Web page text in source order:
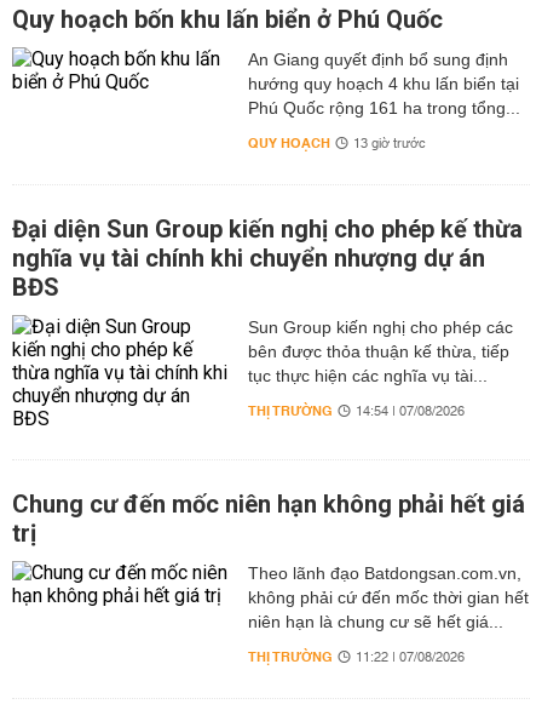
Quy hoạch bốn khu lấn biển ở Phú Quốc
An Giang quyết định bổ sung định
hướng quy hoạch 4 khu lấn biển tại
Phú Quốc rộng 161 ha trong tổng...
QUY HOẠCH 13 giờ trước
Đại diện Sun Group kiến nghị cho phép kế thừa
nghĩa vụ tài chính khi chuyển nhượng dự án
BĐS
Sun Group kiến nghị cho phép các
bên được thỏa thuận kế thừa, tiếp
tục thực hiện các nghĩa vụ tài...
THỊ TRƯỜNG 14:54 | 07/08/2026
Chung cư đến mốc niên hạn không phải hết giá
trị
Theo lãnh đạo Batdongsan.com.vn,
không phải cứ đến mốc thời gian hết
niên hạn là chung cư sẽ hết giá...
THỊ TRƯỜNG 11:22 | 07/08/2026